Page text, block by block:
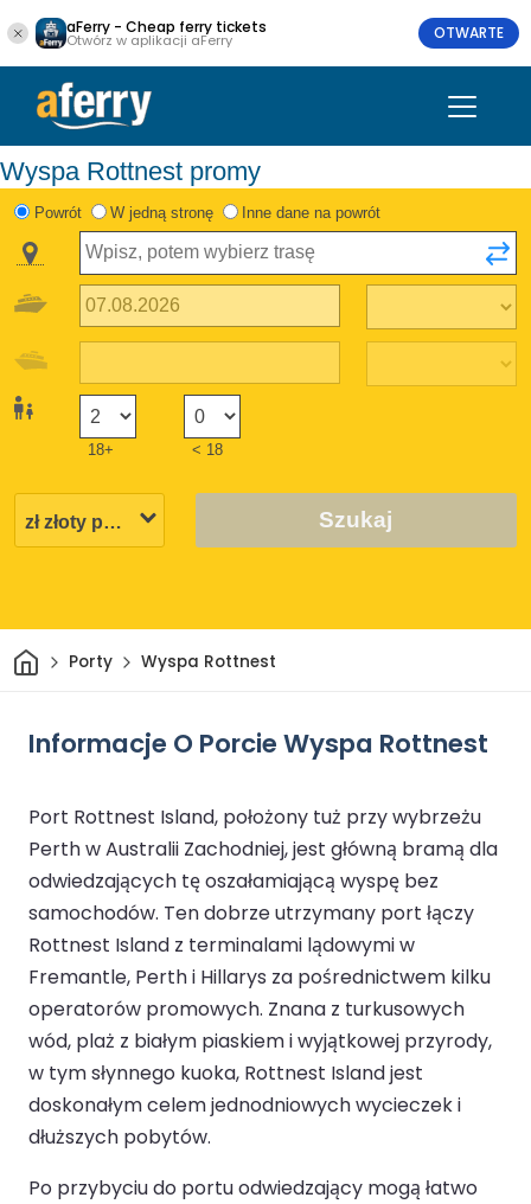
aFerry - Cheap ferry tickets
Otwórz w aplikacji aFerry OTWARTE
Wyspa Rottnest promy
Powrót W jedną stronę Inne dane na powrót
18+ < 18
Szukaj
DomPorty Wyspa Rottnest
Informacje O Porcie Wyspa Rottnest
Port Rottnest Island, położony tuż przy wybrzeżu
Perth w Australii Zachodniej, jest główną bramą dla
odwiedzających tę oszałamiającą wyspę bez
samochodów. Ten dobrze utrzymany port łączy
Rottnest Island z terminalami lądowymi w
Fremantle, Perth i Hillarys za pośrednictwem kilku
operatorów promowych. Znana z turkusowych
wód, plaż z białym piaskiem i wyjątkowej przyrody,
w tym słynnego kuoka, Rottnest Island jest
doskonałym celem jednodniowych wycieczek i
dłuższych pobytów.
Po przybyciu do portu odwiedzający mogą łatwo